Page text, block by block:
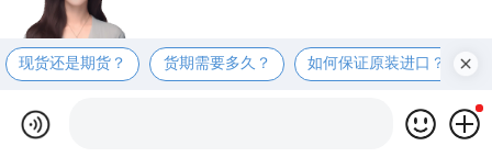
现货还是期货？ 货期需要多久？ 如何保证原装进口？